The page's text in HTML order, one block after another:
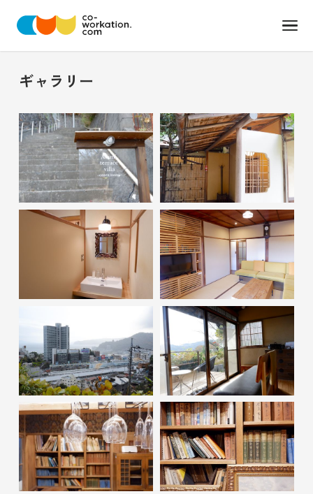
ギャラリー